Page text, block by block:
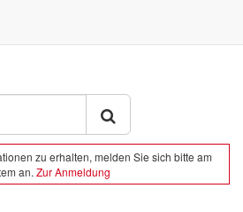
zu erhalten, melden Sie sich bitte am
an. Zur Anmeldung